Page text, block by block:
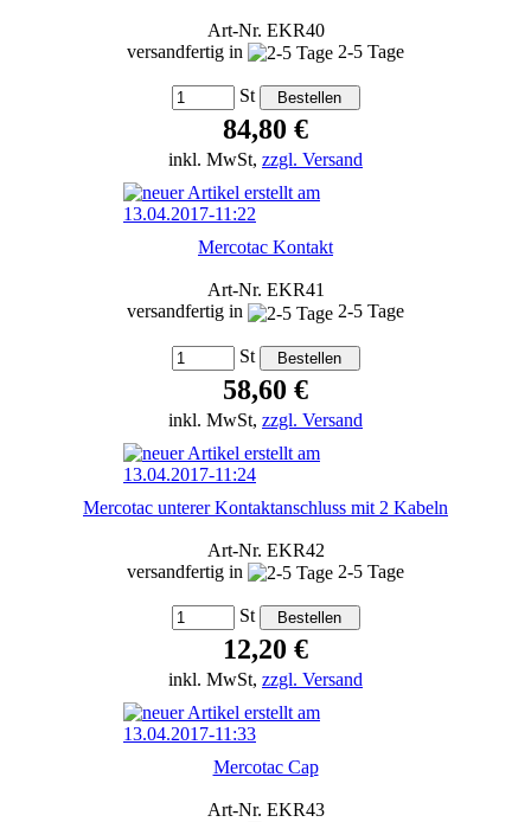
Art-Nr. EKR40
versandfertig in
2-5 Tage
St
84,80 €
inkl. MwSt, zzgl. Versand
Mercotac Kontakt
Art-Nr. EKR41
versandfertig in
2-5 Tage
St
58,60 €
inkl. MwSt, zzgl. Versand
Mercotac unterer Kontaktanschluss mit 2 Kabeln
Art-Nr. EKR42
versandfertig in
2-5 Tage
St
12,20 €
inkl. MwSt, zzgl. Versand
Mercotac Cap
Art-Nr. EKR43